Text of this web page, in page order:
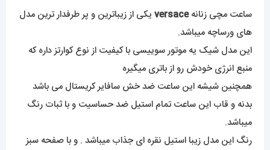
ساعت مچی زنانهversace یکی از زیباترین و پر طرفدار ترین مدل
های ورساچه میباشد.
این مدل شیک یه موتور سوییسی با کیفیت از نوع کوارتز داره که
منبع انرژی خودش رو از باتری میگیره
همچنین شیشه این ساعت ضد خش سافایر کریستال می باشد
بدنه و قاب این ساعت تمام استیل ضد حساسیت و با ثبات رنگ
میباشد.
رنگ این مدل زیبا استیل نقره ای جذاب میباشد . و با صفحه سبز